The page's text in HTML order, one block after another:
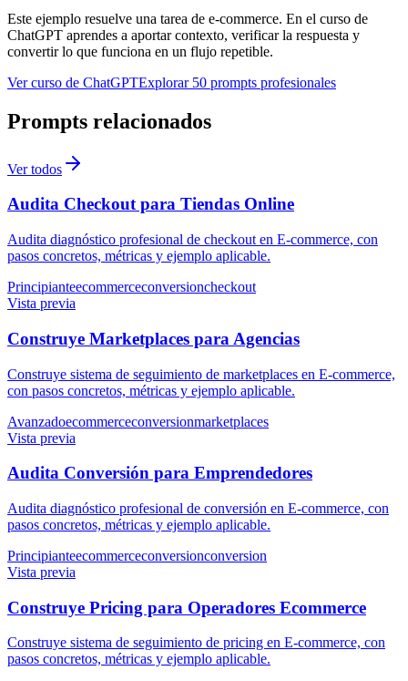
Este ejemplo resuelve una tarea de e-commerce. En el curso de
ChatGPT aprendes a aportar contexto, verificar la respuesta y
convertir lo que funciona en un flujo repetible.
Ver curso de ChatGPTExplorar 50 prompts profesionales
Prompts relacionados
Ver todos
Audita Checkout para Tiendas Online
Audita diagnóstico profesional de checkout en E-commerce, con
pasos concretos, métricas y ejemplo aplicable.
Principianteecommerceconversioncheckout
Vista previa
Construye Marketplaces para Agencias
Construye sistema de seguimiento de marketplaces en E-commerce,
con pasos concretos, métricas y ejemplo aplicable.
Avanzadoecommerceconversionmarketplaces
Vista previa
Audita Conversión para Emprendedores
Audita diagnóstico profesional de conversión en E-commerce, con
pasos concretos, métricas y ejemplo aplicable.
Principianteecommerceconversionconversion
Vista previa
Construye Pricing para Operadores Ecommerce
Construye sistema de seguimiento de pricing en E-commerce, con
pasos concretos, métricas y ejemplo aplicable.